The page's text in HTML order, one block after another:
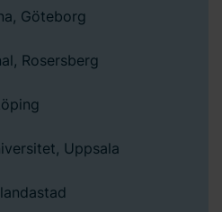
Göteborg
Rosersberg
Uppsala